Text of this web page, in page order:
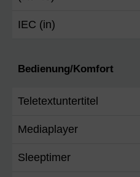
IEC (in)
Bedienung/Komfort
Teletextuntertitel
Mediaplayer
Sleeptimer